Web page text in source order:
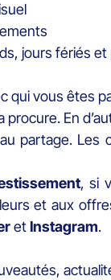
jours fériés et
qui vous êtes
En
partage.
, si
et aux
etInstagram.